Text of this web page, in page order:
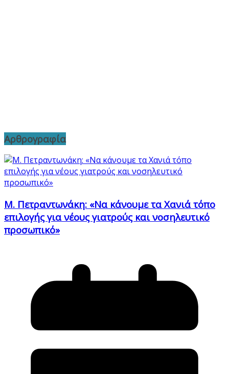
Αρθρογραφία
Μ. Πετραντωνάκη: «Να κάνουμε τα Χανιά τόπο
επιλογής για νέους γιατρούς και νοσηλευτικό
προσωπικό»